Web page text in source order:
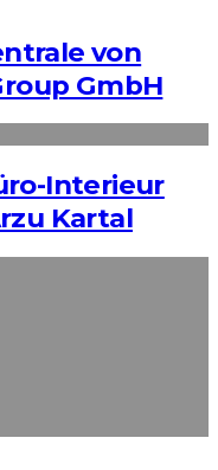
von
GmbH
Interieur
Kartal